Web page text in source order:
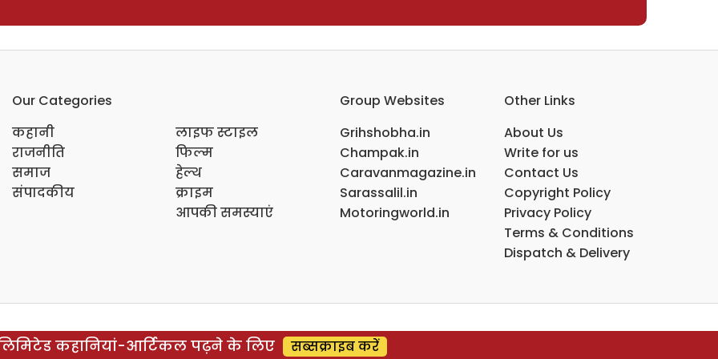
Our Categories
कहानी
राजनीति
समाज
संपादकीय
लाइफ स्टाइल
फिल्म
हेल्थ
क्राइम
आपकी समस्याएं
Group Websites
Grihshobha.in
Champak.in
Caravanmagazine.in
Sarassalil.in
Motoringworld.in
Other Links
About Us
Write for us
Contact Us
Copyright Policy
Privacy Policy
Terms & Conditions
Dispatch & Delivery
कहानियां-आर्टिकल पढ़ने के लिए सब्सक्राइब करें